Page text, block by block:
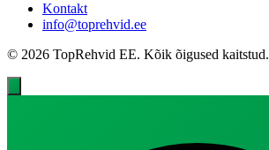
Kontakt
info@toprehvid.ee
© 2026 TopRehvid EE. Kõik õigused kaitstud.